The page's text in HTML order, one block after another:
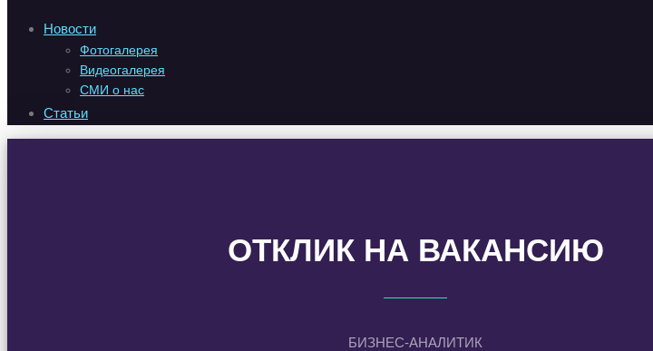
Новости
Фотогалерея
Видеогалерея
СМИ о нас
Статьи
ОТКЛИК НА ВАКАНСИЮ
БИЗНЕС-АНАЛИТИК